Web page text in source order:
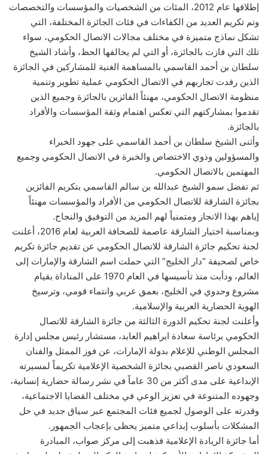
إطلاقها عام 2012، المئات من الشخصيات والمؤسسات والتخصصات
وتم تكريم العديد من الكفاءات في فئات الجائزة المختلفة، التي
تشكل نماذج متميزة في مختلف مجالات الاتصال الحكومي، سواء
تلك التي فازت بالجائزة، أو التي لم يحالفها الحظ، وأشاد الشيخ
سلطان بن أحمد القاسمي بالمساهمة الغنية للمشاركين في الجائزة
الذين رفدت تجاربهم في الاتصال الحكومي عملية تطوير وتنمية
منظومة الاتصال الحكومي، مهنئاً الفائزين بالجائزة وجميع الذين
تقدموا بمشاركتهم التي تعكس اهتمام وثقة المؤسسات والأفراد
بالجائزة.
وأثنى الشيخ سلطان بن أحمد القاسمي على جهود الخبراء
والمسؤولين وذوي الاختصاص والخبرة في الاتصال الحكومي وجميع
المهتمين بالاتصال الحكومي.
ثم تفضل سمو الشيخ عبدالله بن سالم القاسمي بتكريم الفائزين
بجائزة الشارقة للاتصال الحكومي من الأفراد والمؤسسات مهنئاً
إياهم بهذا الانجاز ومتمنياً لهم المزيد من التوفيق والنجاح.
وبمناسبة اختيار الشارقة عاصمة للصحافة العربية لعام 2016، أعلنت
لجنة تحكيم جائزة الشارقة للاتصال الحكومي عن تقديم جائزة تكريم
خاص لصحيفة “دار الخليج” التي حملت اسم الشارقة والإمارات إلى
العالم، ودأبت منذ تأسيسها في العام 1970 على المناداة بقيام
مشروع وحدوي في الخليج، بعمق عربي وانتماء قومي، وترسيخ
الهوية الحضارية العربية والإسلامية.
وأعلنت لجنة تحكيم الدورة الثالثة من جائزة الشارقة للاتصال
الحكومي برئاسة سعادة ابراهيم العابد، مستشار رئيس مجلس إدارة
المجلس الوطني للإعلام بدولة الإمارات، عن فوز الممثل والفنان
السعودي ناصر القصبي بجائزة الشخصية الإعلامية تكريماً لمسيرته
الإبداعية على مدى أكثر من 30 عاماً في نشر رسالة حضارية إنسانية،
وجهوده المتنوعة في تعزيز الوعي في مختلف القضايا الاجتماعية،
وقدرته على الوصول لجميع فئات المجتمع عبر سياق جديد في حل
المشكلات بأسلوب إبداعي متميز يحظى بإعجاب الجمهور.
أما جائزة الريادة الإعلامية فذهبت إلى مركز صواب، المبادرة